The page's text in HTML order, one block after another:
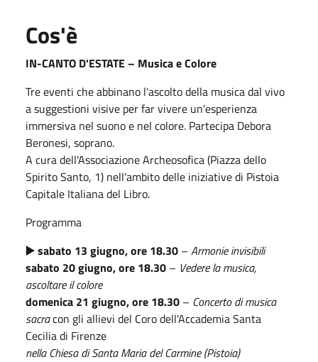
Cos'è
IN-CANTO D'ESTATE – Musica e Colore
Tre eventi che abbinano l'ascolto della musica dal vivo
a suggestioni visive per far vivere un'esperienza
immersiva nel suono e nel colore. Partecipa Debora
Beronesi, soprano.
A cura dell'Associazione Archeosofica (Piazza dello
Spirito Santo, 1) nell'ambito delle iniziative di Pistoia
Capitale Italiana del Libro.
Programma
▶️ sabato 13 giugno, ore 18.30 – Armonie invisibili
sabato 20 giugno, ore 18.30 – Vedere la musica,
ascoltare il colore
domenica 21 giugno, ore 18.30 – Concerto di musica
sacracon gli allievi del Coro dell'Accademia Santa
Cecilia di Firenze
nella Chiesa di Santa Maria del Carmine (Pistoia)